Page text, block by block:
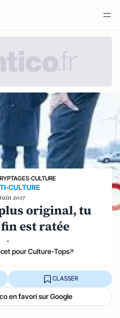
›CULTURE
CULTURE
2017
original, tu
est ratée
-
pour Culture-Tops
CLASSER
en favori sur Google